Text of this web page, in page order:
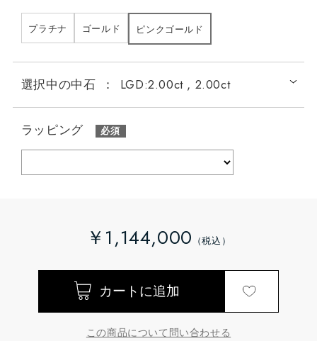
プラチナ ゴールド ピンクゴールド
選択中の中石 ： LGD:2.00ct , 2.00ct
ラッピング
￥1,144,000
この商品について問い合わせる